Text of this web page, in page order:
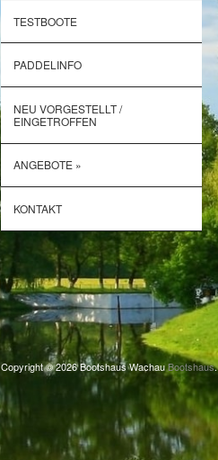
TESTBOOTE
PADDELINFO
NEU VORGESTELLT /
EINGETROFFEN
ANGEBOTE »
KONTAKT
Copyright © 2026 Bootshaus WachauBootshaus.